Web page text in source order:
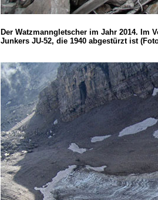
Der Watzmanngletscher im Jahr 2014. Im
Junkers JU-52, die 1940 abgestürzt ist